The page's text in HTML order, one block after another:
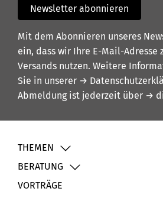
Newsletter abonnieren
Mit dem Abonnieren unseres
ein, dass wir Ihre E-Mail-Adresse
Versands nutzen. Weitere
Sie in unserer →
Abmeldung ist jederzeit über →
THEMEN
BERATUNG
VORTRÄGE